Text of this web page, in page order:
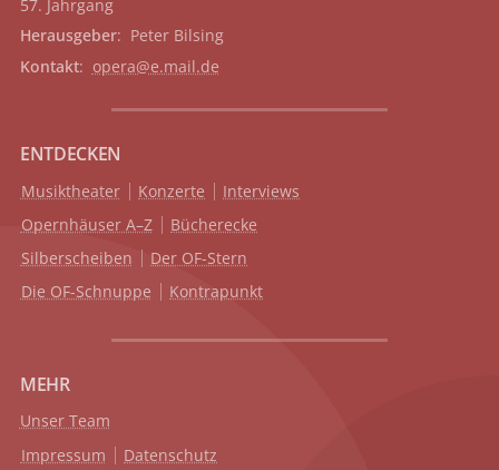
57. Jahrgang
Herausgeber: Peter Bilsing
Kontakt: opera@e.mail.de
ENTDECKEN
Musiktheater Konzerte
Interviews
Opernhäuser A–Z
Bücherecke
Silberscheiben
Der OF-Stern
Die OF-Schnuppe
Kontrapunkt
MEHR
Unser Team
Impressum
Datenschutz